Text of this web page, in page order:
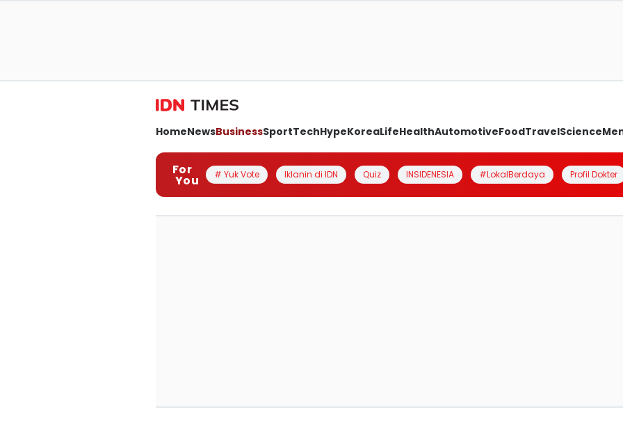
HomeNewsBusinessSportTechHypeKoreaLifeHealthAutomotiveFoodTravelScience
For
You # Yuk Vote Iklanin di IDN Quiz INSIDENESIA #LokalBerdaya Profil Dokter